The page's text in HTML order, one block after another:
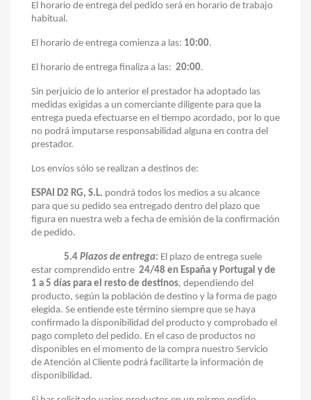
El horario de entrega del pedido será en horario de trabajo
habitual.
El horario de entrega comienza a las: 10:00.
El horario de entrega finaliza a las: 20:00.
Sin perjuicio de lo anterior el prestador ha adoptado las
medidas exigidas a un comerciante diligente para que la
entrega pueda efectuarse en el tiempo acordado, por lo que
no podrá imputarse responsabilidad alguna en contra del
prestador.
Los envíos sólo se realizan a destinos de:
ESPAI D2 RG, S.L. pondrá todos los medios a su alcance
para que su pedido sea entregado dentro del plazo que
figura en nuestra web a fecha de emisión de la confirmación
de pedido.
5.4Plazos de entrega: El plazo de entrega suele
estar comprendido entre 24/48 en España y Portugal y de
1 a 5 días para el resto de destinos, dependiendo del
producto, según la población de destino y la forma de pago
elegida. Se entiende este término siempre que se haya
confirmado la disponibilidad del producto y comprobado el
pago completo del pedido. En el caso de productos no
disponibles en el momento de la compra nuestro Servicio
de Atención al Cliente podrá facilitarte la información de
disponibilidad.